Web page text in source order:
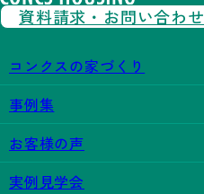
コンクスの家づくり
事例集
お客様の声
実例見学会
資料請求・ お問い合わせ